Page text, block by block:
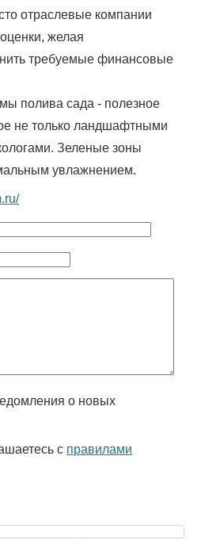
отраслевые компании
желая
требуемые финансовые
полива сада - полезное
не только ландшафтными
Зеленые зоны
увлажнением.
о новых
с правилами